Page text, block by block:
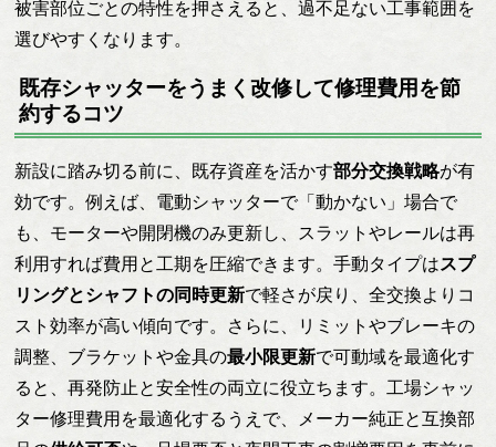
被害部位ごとの特性を押さえると、過不足ない工事範囲を
選びやすくなります。
既存シャッターをうまく改修して修理費用を節
約するコツ
新設に踏み切る前に、既存資産を活かす部分交換戦略が有
効です。例えば、電動シャッターで「動かない」場合で
も、モーターや開閉機のみ更新し、スラットやレールは再
利用すれば費用と工期を圧縮できます。手動タイプはスプ
リングとシャフトの同時更新で軽さが戻り、全交換よりコ
スト効率が高い傾向です。さらに、リミットやブレーキの
調整、ブラケットや金具の最小限更新で可動域を最適化す
ると、再発防止と安全性の両立に役立ちます。工場シャッ
ター修理費用を最適化するうえで、メーカー純正と互換部